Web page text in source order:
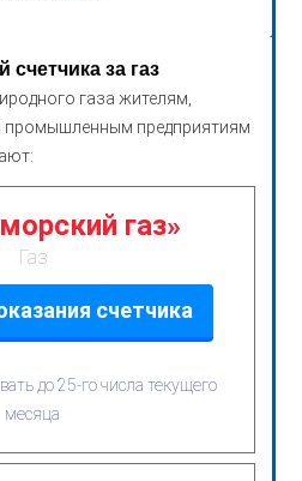
счетчика за газ
газа жителям,
промышленным предприятиям
газ»
Газ
счетчика
до 25-го числа текущего
месяца